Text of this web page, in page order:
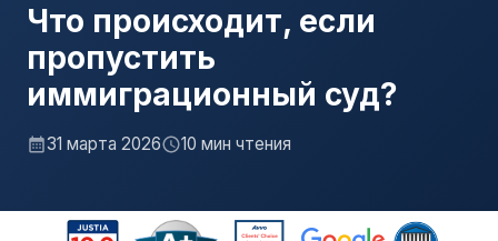
Что происходит, если
пропустить
иммиграционный суд?
31 марта 2026 10 мин чтения